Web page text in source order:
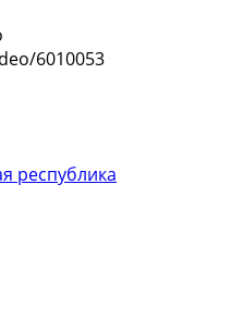
6010053
республика